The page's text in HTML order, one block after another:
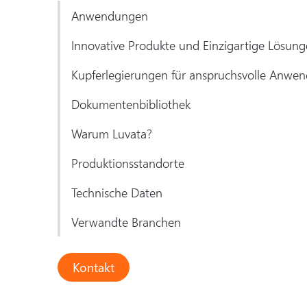
Anwendungen
Innovative Produkte und Einzigartige
Kupferlegierungen für anspruchsvolle
Dokumentenbibliothek
Warum Luvata?
Produktionsstandorte
Technische Daten
Verwandte Branchen
Kontakt